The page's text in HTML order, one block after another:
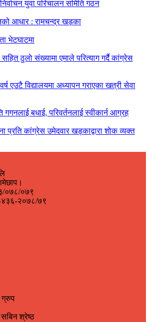
युवा परिचालन समिति गठन
आधार : रामचन्द्र खड्का
भेटघाटमा
ठुलाे संख्यामा एमाले परित्याग गर्दै कांग्रेस
एउटै विद्यालयमा अध्यापन गराएका खत्री सेवा
बधाई, परिवर्तनलाई स्वीकार्न आग्रह
प्रति कांग्रेस उमेदवार खड्काद्वारा शाेक व्यक्त
०७८/०७९
३४३६-२०७८/७९
ग्रुप
सबिन श्रेष्ठ